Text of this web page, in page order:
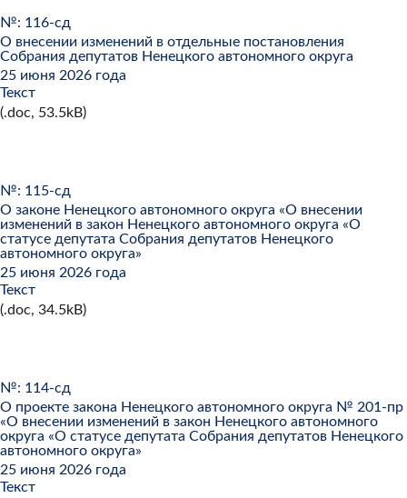
№: 116-сд
О внесении изменений в отдельные постановления
Собрания депутатов Ненецкого автономного округа
25 июня 2026 года
Текст
(.doc, 53.5kB)
№: 115-сд
О законе Ненецкого автономного округа «О внесении
изменений в закон Ненецкого автономного округа «О
статусе депутата Собрания депутатов Ненецкого
автономного округа»
25 июня 2026 года
Текст
(.doc, 34.5kB)
№: 114-сд
О проекте закона Ненецкого автономного округа № 201-пр
«О внесении изменений в закон Ненецкого автономного
округа «О статусе депутата Собрания депутатов Ненецкого
автономного округа»
25 июня 2026 года
Текст